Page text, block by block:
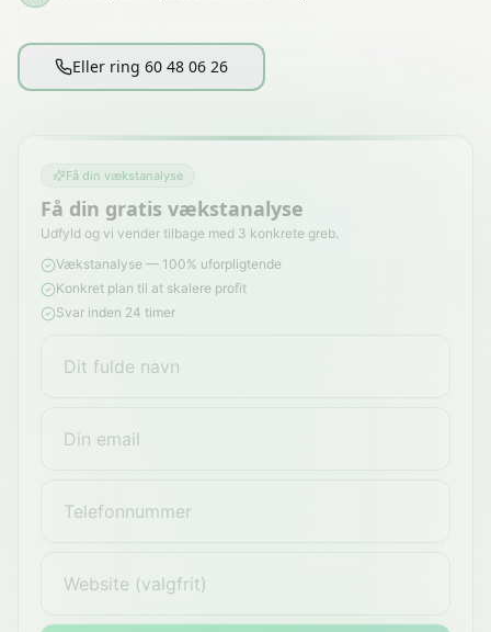
Eller ring 60 48 06 26
Få din vækstanalyse
Få din gratis vækstanalyse
Udfyld og vi vender tilbage med 3 konkrete greb.
Vækstanalyse — 100% uforpligtende
Konkret plan til at skalere profit
Svar inden 24 timer